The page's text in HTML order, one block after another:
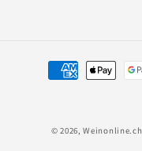
Zahlungsmethoden
© 2026,Weinonline.ch